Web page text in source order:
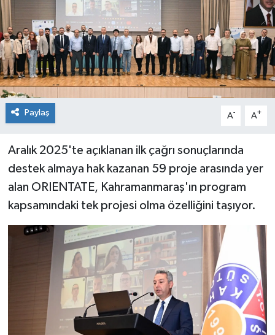
Paylaş A- A+
Aralık 2025'te açıklanan ilk çağrı sonuçlarında
destek almaya hak kazanan 59 proje arasında yer
alan ORIENTATE, Kahramanmaraş'ın program
kapsamındaki tek projesi olma özelliğini taşıyor.